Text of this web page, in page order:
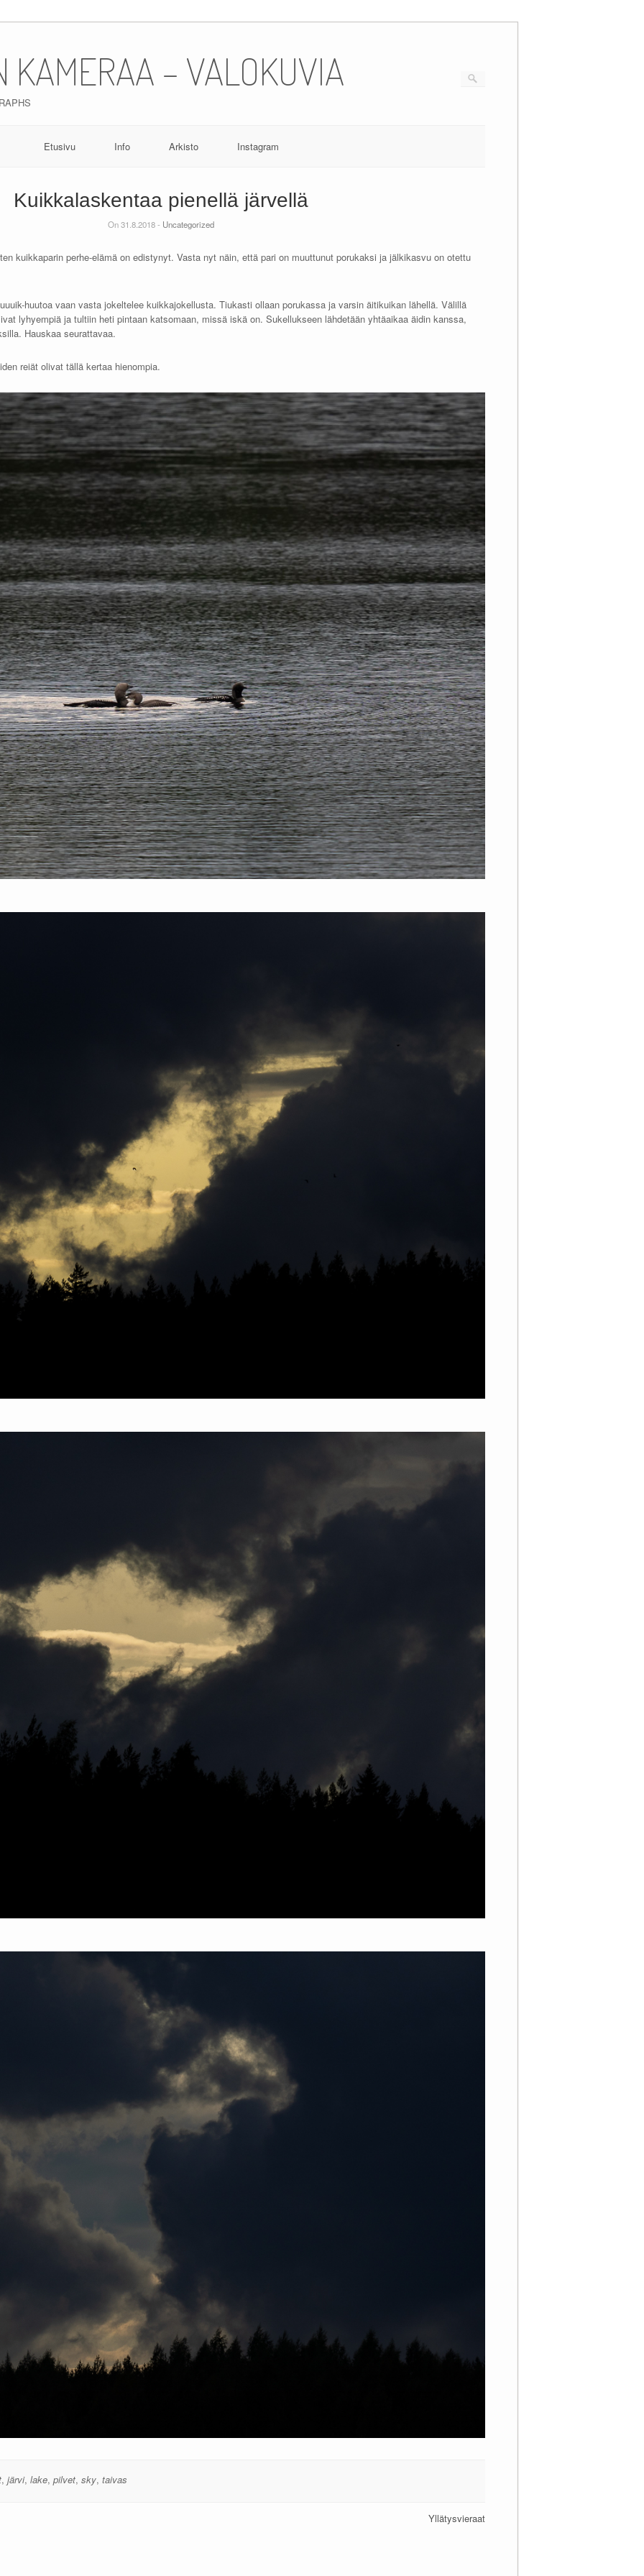
KAMERAA – VALOKUVIA
Etusivu Info Arkisto Instagram
Kuikkalaskentaa pienellä järvellä
On 31.8.2018 - Uncategorized
kuikkaparin perhe-elämä on edistynyt. Vasta nyt näin, että pari on muuttunut porukaksi ja jälkikasvu on otettu
huutoa vaan vasta jokeltelee kuikkajokellusta. Tiukasti ollaan porukassa ja varsin äitikuikan lähellä. Välillä
lyhyempiä ja tultiin heti pintaan katsomaan, missä iskä on. Sukellukseen lähdetään yhtäaikaa äidin kanssa,
Hauskaa seurattavaa.
reiät olivat tällä kertaa hienompia.
, järvi, lake, pilvet, sky, taivas
Yllätysvieraat